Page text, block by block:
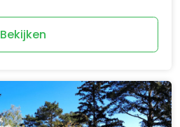
Bekijken